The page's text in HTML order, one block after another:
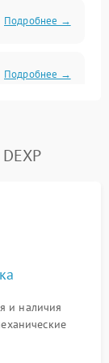
Подробнее →
Подробнее →
Подробнее →
и наличия
вывода
артефактов на